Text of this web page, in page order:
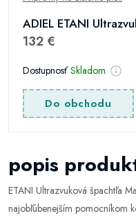
ADIEL ETANI
132 €
Dostupnosť Skladom
Do obchodu
popis
ETANI Ultrazvuková špachtľa
najobľúbenejším pomocníkom